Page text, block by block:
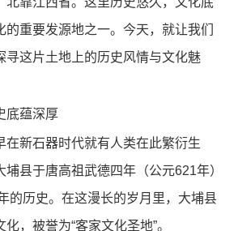
的重要发源地之一。今天，就让我们
寻这片土地上的历史风情与文化魅
底蕴深厚
在新石器时代就有人类在此繁衍生
县于唐高祖武德四年（公元621年）
的历史。在这漫长的岁月里，大埔县
，被誉为“客家文化圣地”。